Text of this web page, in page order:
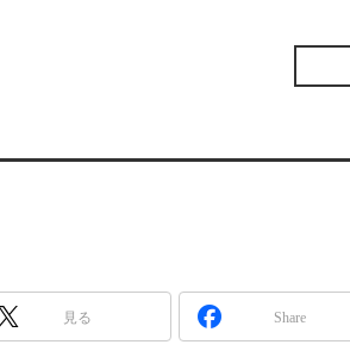
見る Share